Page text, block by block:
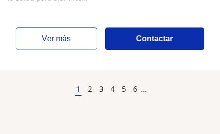
ver más Contactar
1 2 3 4 5 6 ...